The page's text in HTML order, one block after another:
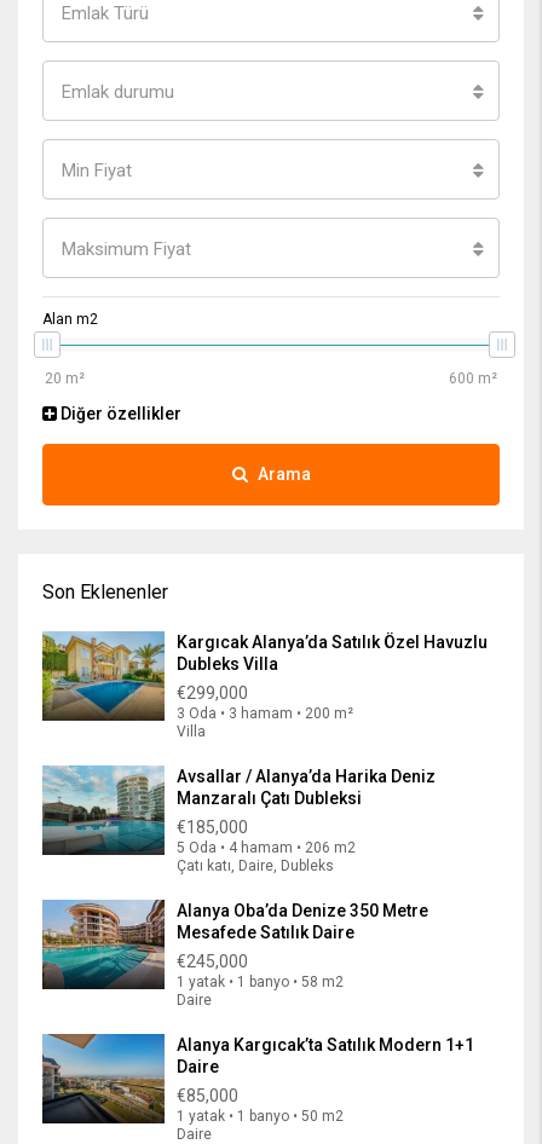
Emlak Türü
Emlak durumu
Min Fiyat
Maksimum Fiyat
Alan m2
Diğer özellikler
Arama
Son Eklenenler
Kargıcak Alanya’da Satılık Özel Havuzlu
Dubleks Villa
€299,000
3 Oda • 3 hamam • 200 m²
Villa
Avsallar / Alanya’da Harika Deniz
Manzaralı Çatı Dubleksi
€185,000
5 Oda • 4 hamam • 206 m2
Çatı katı, Daire, Dubleks
Alanya Oba’da Denize 350 Metre
Mesafede Satılık Daire
€245,000
1 yatak • 1 banyo • 58 m2
Daire
Alanya Kargıcak’ta Satılık Modern 1+1
Daire
€85,000
1 yatak • 1 banyo • 50 m2
Daire